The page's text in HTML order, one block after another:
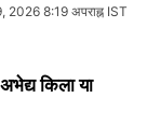
2026 8:19 अपराह्न IST
किला या